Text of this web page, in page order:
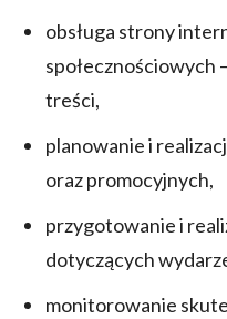
obsługa strony
społecznościowych
treści,
planowanie i
oraz promocyjnych,
przygotowanie i
dotyczących
monitorowanie